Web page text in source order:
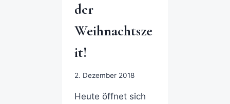
der
Weihnachtsze
it!
2. Dezember 2018
Heute öffnet sich